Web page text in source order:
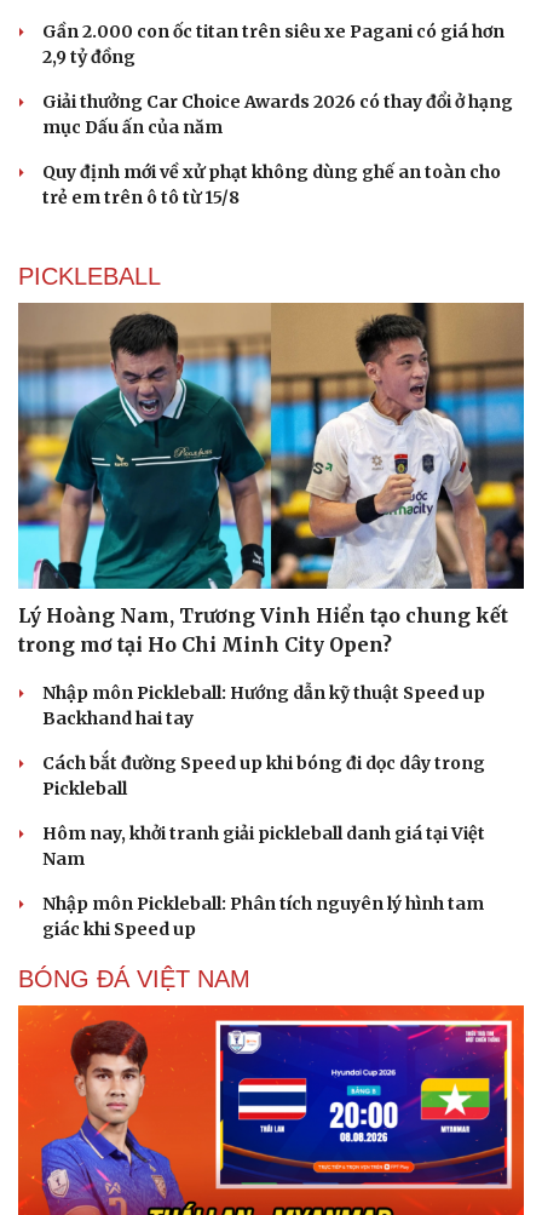
Du lịch
Tư vấn
Săn Tour
Câu chuyện thời sự
Gần 2.000 con ốc titan trên siêu xe Pagani có giá hơn
2,9 tỷ đồng
Giải thưởng Car Choice Awards 2026 có thay đổi ở hạng
mục Dấu ấn của năm
Quy định mới về xử phạt không dùng ghế an toàn cho
trẻ em trên ô tô từ 15/8
PICKLEBALL
Lý Hoàng Nam, Trương Vinh Hiển tạo chung kết
trong mơ tại Ho Chi Minh City Open?
Nhập môn Pickleball: Hướng dẫn kỹ thuật Speed up
Backhand hai tay
Cách bắt đường Speed up khi bóng đi dọc dây trong
Pickleball
Hôm nay, khởi tranh giải pickleball danh giá tại Việt
Nam
Nhập môn Pickleball: Phân tích nguyên lý hình tam
giác khi Speed up
BÓNG ĐÁ VIỆT NAM